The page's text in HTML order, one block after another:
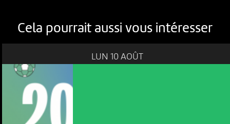
Cela pourrait aussi vous intéresser
LUN 10 AOÛT